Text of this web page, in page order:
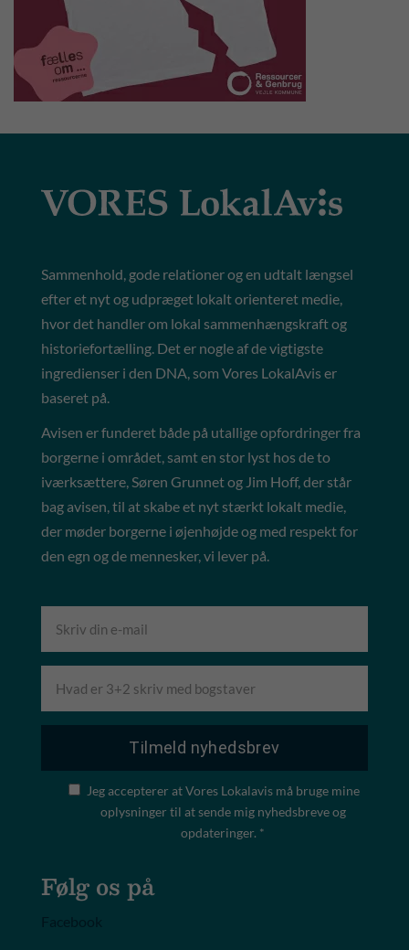
Sammenhold, gode relationer og en udtalt længsel
efter et nyt og udpræget lokalt orienteret medie,
hvor det handler om lokal sammenhængskraft og
historiefortælling. Det er nogle af de vigtigste
ingredienser i den DNA, som Vores LokalAvis er
baseret på.
Avisen er funderet både på utallige opfordringer fra
borgerne i området, samt en stor lyst hos de to
iværksættere, Søren Grunnet og Jim Hoff, der står
bag avisen, til at skabe et nyt stærkt lokalt medie,
der møder borgerne i øjenhøjde og med respekt for
den egn og de mennesker, vi lever på.
Jeg accepterer at Vores Lokalavis må bruge mine
oplysninger til at sende mig nyhedsbreve og
opdateringer. *
Følg os på